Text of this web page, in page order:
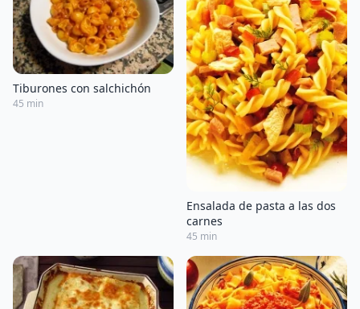
Tiburones con salchichón
45 min
Ensalada de pasta a las dos
carnes
45 min